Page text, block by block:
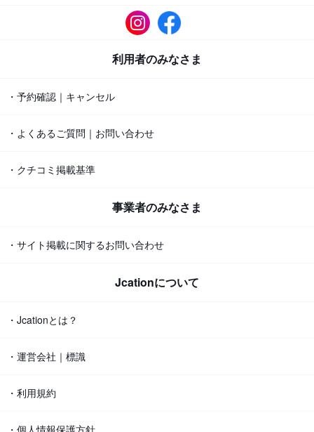
利用者のみなさま
・予約確認｜キャンセル
・よくあるご質問｜お問い合わせ
・クチコミ掲載基準
事業者のみなさま
・サイト掲載に関するお問い合わせ
Jcationについて
・Jcationとは？
・運営会社｜標識
・利用規約
・個人情報保護方針